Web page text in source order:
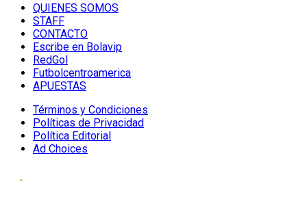
QUIENES SOMOS
STAFF
CONTACTO
Escribe en Bolavip
RedGol
Futbolcentroamerica
APUESTAS
Términos y Condiciones
Políticas de Privacidad
Política Editorial
Ad Choices